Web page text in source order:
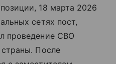
18 марта 2026
сетях пост,
проведение СВО
После